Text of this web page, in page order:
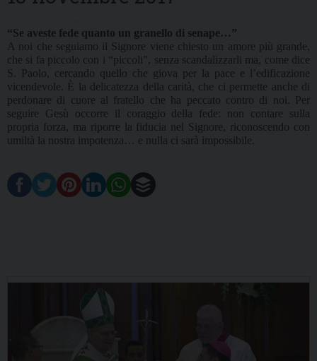
“Se aveste fede quanto un granello di senape…”
A noi che seguiamo il Signore viene chiesto un amore più grande,
che si fa piccolo con i “piccoli”, senza scandalizzarli ma, come dice
S. Paolo, cercando quello che giova per la pace e l’edificazione
vicendevole. È la delicatezza della carità, che ci permette anche di
perdonare di cuore al fratello che ha peccato contro di noi. Per
seguire Gesù occorre il coraggio della fede: non contare sulla
propria forza, ma riporre la fiducia nel Signore, riconoscendo con
umiltà la nostra impotenza… e nulla ci sarà impossibile.